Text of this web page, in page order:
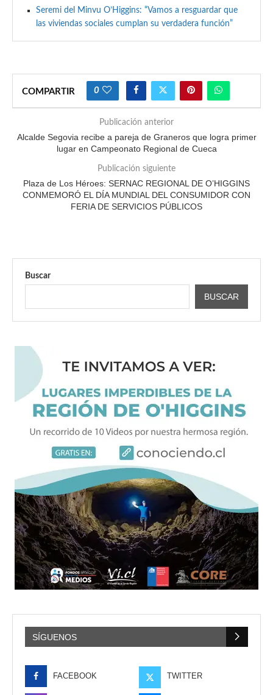
Seremi del Minvu O’Higgins: “Vamos a resguardar que
las viviendas sociales cumplan su verdadera función”
COMPARTIR 0
Publicación anterior
Alcalde Segovia recibe a pareja de Graneros que logra primer
lugar en Campeonato Regional de Cueca
Publicación siguiente
Plaza de Los Héroes: SERNAC REGIONAL DE O’HIGGINS
CONMEMORÓ EL DÍA MUNDIAL DEL CONSUMIDOR CON
FERIA DE SERVICIOS PÚBLICOS
Buscar
BUSCAR
SÍGUENOS
FACEBOOK TWITTER